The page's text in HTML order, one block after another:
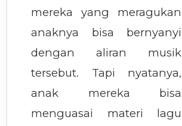
mereka yang meragukan
anaknya bisa bernyanyi
dengan aliran musik
tersebut. Tapi nyatanya,
anak mereka bisa
menguasai materi lagu